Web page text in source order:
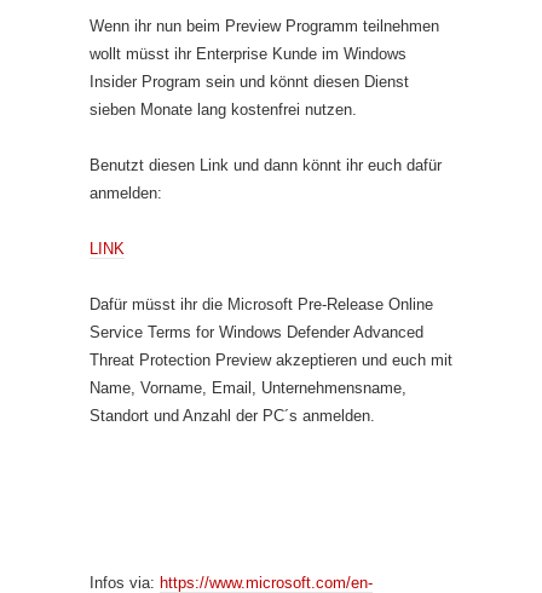
Wenn ihr nun beim Preview Programm teilnehmen
wollt müsst ihr Enterprise Kunde im Windows
Insider Program sein und könnt diesen Dienst
sieben Monate lang kostenfrei nutzen.
Benutzt diesen Link und dann könnt ihr euch dafür
anmelden:
LINK
Dafür müsst ihr die Microsoft Pre-Release Online
Service Terms for Windows Defender Advanced
Threat Protection Preview akzeptieren und euch mit
Name, Vorname, Email, Unternehmensname,
Standort und Anzahl der PC´s anmelden.
Infos via: https://www.microsoft.com/en-